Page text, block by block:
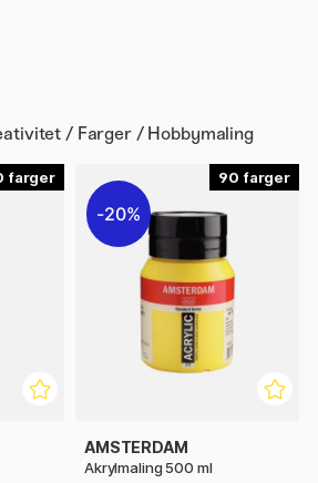
/ Farger / Hobbymaling
90
20%
AMSTERDAM
Akrylmaling 500 ml